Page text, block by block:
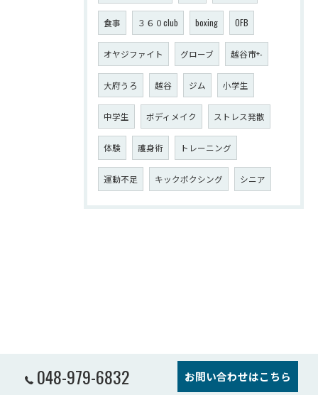
食事 ３６０club boxing OFB
オヤジファイト グローブ 越谷市+-
大府うろ 越谷 ジム 小学生
中学生 ボディメイク ストレス発散
体験 護身術 トレーニング
運動不足 キックボクシング シニア
048-979-6832 お問い合わせはこちら